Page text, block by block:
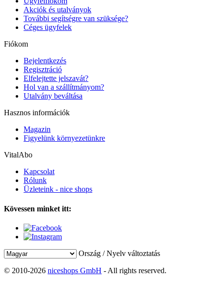
Akciók és utalványok
További segítségre van szüksége?
Céges ügyfelek
Fiókom
Bejelentkezés
Regisztráció
Elfelejtette jelszavát?
Hol van a szállítmányom?
Utalvány beváltása
Hasznos információk
Magazin
Figyelünk környezetünkre
VitalAbo
Kapcsolat
Rólunk
Üzleteink - nice shops
Kövessen minket itt:
Ország / Nyelv változtatás
© 2010-2026 niceshops GmbH - All rights reserved.